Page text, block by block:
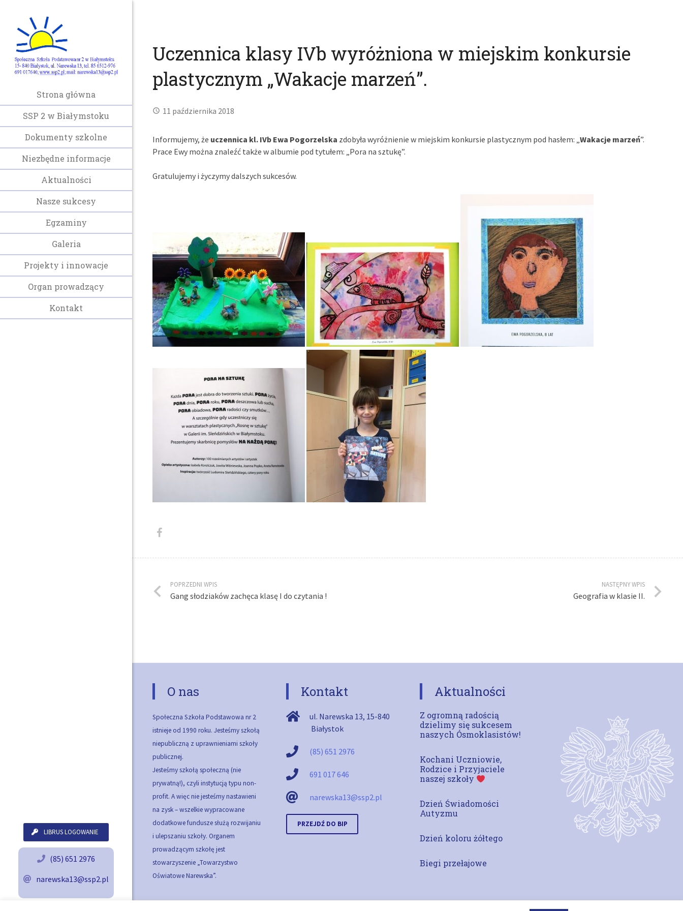
Strona główna
SSP 2 w Białymstoku
Dokumenty szkolne
Niezbędne informacje
Aktualności
Nasze sukcesy
Egzaminy
Galeria
Projekty i innowacje
Organ prowadzący
Kontakt
LIBRUS LOGOWANIE
(85) 651 2976
narewska13@ssp2.pl
Uczennica klasy IVb wyróżniona w miejskim konkursie
plastycznym „Wakacje marzeń”.
11 października 2018
Informujemy, że uczennica kl. IVb Ewa Pogorzelska zdobyła wyróżnienie w miejskim konkursie plastycznym pod hasłem: „Wakacje marzeń”.
Prace Ewy można znaleźć także w albumie pod tytułem: „Pora na sztukę”.
Gratulujemy i życzymy dalszych sukcesów.
POPRZEDNI WPIS
Gang słodziaków zachęca klasę I do czytania !
NASTĘPNY WPIS
Geografia w klasie II.
O nas
Społeczna Szkoła Podstawowa nr 2
istnieje od 1990 roku. Jesteśmy szkołą
niepubliczną z uprawnieniami szkoły
publicznej.
Jesteśmy szkołą społeczną (nie
prywatną!), czyli instytucją typu non-
profit. A więc nie jesteśmy nastawieni
na zysk – wszelkie wypracowane
dodatkowe fundusze służą rozwijaniu
i ulepszaniu szkoły. Organem
prowadzącym szkołę jest
stowarzyszenie „Towarzystwo
Oświatowe Narewska”.
Kontakt
ul. Narewska 13, 15-840
Białystok
(85) 651 2976
691 017 646
narewska13@ssp2.pl
PRZEJDŹ DO BIP
Aktualności
Z ogromną radością
dzielimy się sukcesem
naszych Ósmoklasistów!
Kochani Uczniowie,
Rodzice i Przyjaciele
naszej szkoły
Dzień Świadomości
Autyzmu
Dzień koloru żółtego
Biegi przełajowe